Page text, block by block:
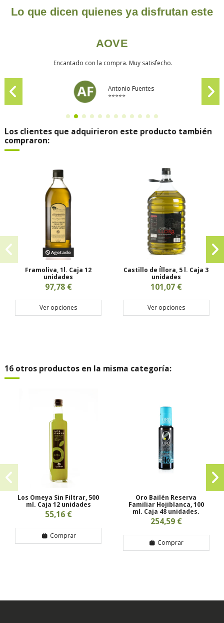
Lo que dicen quienes ya disfrutan este
AOVE
Encantado con la compra. Muy satisfecho.
Antonio Fuentes
⭐⭐⭐⭐⭐
Los clientes que adquirieron este producto también
compraron:
Agotado
Framoliva, 1l. Caja 12
unidades
97,78 €
Ver opciones
Castillo de Íllora, 5 l. Caja 3
unidades
101,07 €
Ver opciones
16 otros productos en la misma categoría:
Los Omeya Sin Filtrar, 500
ml. Caja 12 unidades
55,16 €
Comprar
Oro Bailén Reserva
Familiar Hojiblanca, 100
ml. Caja 48 unidades.
254,59 €
Comprar